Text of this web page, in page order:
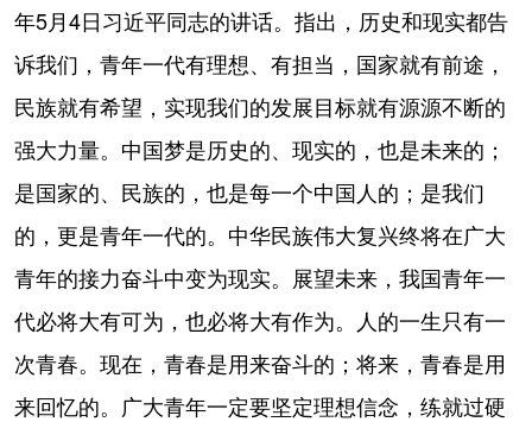
年5月4日习近平同志的讲话。指出，历史和现实都告
诉我们，青年一代有理想、有担当，国家就有前途，
民族就有希望，实现我们的发展目标就有源源不断的
强大力量。中国梦是历史的、现实的，也是未来的；
是国家的、民族的，也是每一个中国人的；是我们
的，更是青年一代的。中华民族伟大复兴终将在广大
青年的接力奋斗中变为现实。展望未来，我国青年一
代必将大有可为，也必将大有作为。人的一生只有一
次青春。现在，青春是用来奋斗的；将来，青春是用
来回忆的。广大青年一定要坚定理想信念，练就过硬